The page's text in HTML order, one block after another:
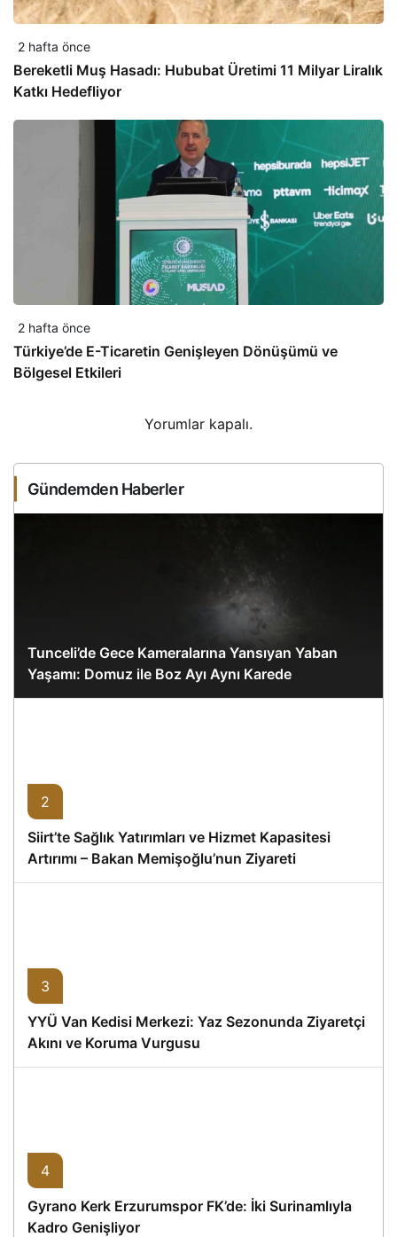
2 hafta önce
Bereketli Muş Hasadı: Hububat Üretimi 11 Milyar Liralık
Katkı Hedefliyor
2 hafta önce
Türkiye’de E-Ticaretin Genişleyen Dönüşümü ve
Bölgesel Etkileri
Yorumlar kapalı.
Gündemden Haberler
Tunceli’de Gece Kameralarına Yansıyan Yaban
Yaşamı: Domuz ile Boz Ayı Aynı Karede
2
Siirt’te Sağlık Yatırımları ve Hizmet Kapasitesi
Artırımı – Bakan Memişoğlu’nun Ziyareti
3
YYÜ Van Kedisi Merkezi: Yaz Sezonunda Ziyaretçi
Akını ve Koruma Vurgusu
4
Gyrano Kerk Erzurumspor FK’de: İki Surinamlıyla
Kadro Genişliyor